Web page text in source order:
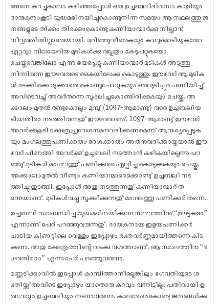
ങ്ങനെ കുറച്ചുകാലം കഴിഞ്ഞപ്പോൾ ഒരു ഉച്ചബലിദിവസം കാളിയും
ദാരുകനുംകൂടി യുദ്ധമഭിനയിച്ചുകൊണ്ടുനിന്ന സമയം ആ സ്ഥലത്തു ജ
നങ്ങളുടെ തിക്കും തിരക്കുംകൊണ്ടു കണിയാന്മാർക്കു നില്ക്കാൻ
നിവൃത്തിയില്ലാതെയായി. മറിഞ്ഞുവീണുകയും കാലുമൊടിയുകയോ
ഏറ്റവും വിലയേറിയ മുടികൾക്കു വല്ലതും കേടുപറ്റുകയോ
ചെയ്തുവെങ്കിലോ എന്നു ഭയപ്പെട്ടു കണിയാന്മാർ മുടികൾ അടുത്തു
നിന്നിരുന്ന ഈഴവരുടെ കൈയിലേക്കു കൊടുത്തു. ഈഴവർ ആ മുടിക
ൾ മടക്കിക്കൊടുക്കാതെ കൊണ്ടുപോവുകയും ഒരു മുടിപ്പുര പണിയിച്ചു്
അവിടെവച്ചു് അവർതന്നെ സൂക്ഷിച്ചുകൊണ്ടിരിക്കുകയും ചെയ്തു. അ
ക്കാലം മുതൽ രണ്ടുകൊല്ലം മുമ്പു് (1097-ആമാണ്ടു്) വരെ ഉച്ചബലിയ
ടിയന്തിരം നടത്തിവന്നതു് ഈഴവരാണു്. 1097-ആമാണ്ടു് ഈഴവർ
അവർക്കുകൂടി ക്ഷേത്രപ്രവേശനമനുവദിക്കണമെന്നു് ആവശ്യപ്പെടുക
യും മംഗലത്തുപണിക്കരും ദേശക്കാരും അതനുവദിക്കായ്കയാൽ ഈ
ഴവർ പിണങ്ങി അവർക്കു് ഉച്ചബലി നടത്താൻ കഴികയില്ലെന്നു പറ
ഞ്ഞു് മുടികൾ മംഗലത്തു് പണിക്കരെ ഏല്പിച്ചു കൊടുക്കുകയും ചെയ്തു.
അക്കാലംമുതൽ വീണ്ടും കണിയാന്മാരെക്കൊണ്ടു് ഉച്ചബലി നട
ത്തിച്ചു തുടങ്ങി. ഇപ്പോൾ അതു നടത്തുന്നതു് കണിയാന്മാർ ത
ന്നെയാണു്. മുടികൾവച്ചു സൂക്ഷിക്കുന്നതു് മംഗലത്തു പണിക്കർ തന്നെ.
ഉച്ചബലി സംബന്ധിച്ചു യുദ്ധമഭിനയിക്കുന്ന സ്ഥലത്തിനു് “ഊട്ടുകളം”
എന്നാണു് പേർ പറഞ്ഞുവരുന്നതു്. ദാരുകനായ ഇളയപണിക്കർ
ചാടിയ കിണറ്റിലെ വെള്ളം ഇപ്പോഴും രക്തവർണ്ണമായിത്തന്നെ കിട
ക്കുന്നു. അതു ക്ഷേത്രത്തിന്റെ വടക്കു വശത്താണു്. ആ സ്ഥലത്തിനു “ഭ
ഗവതിമഠം” എന്നു പേർ പറഞ്ഞുവരുന്നു.
മണ്ണടിക്കാവിൽ ഇപ്പോൾ കാമ്പിത്താനില്ലെങ്കിലും ഭഗവതിയുടെ ശ
ക്തിയ്ക്കു് അവിടെ ഇപ്പോഴും യാതൊരു കുറവും വന്നിട്ടില്ല. പതിവായി ഉ
ത്സവവും ഉച്ചബലിയും നടന്നുവരുന്നു. കാലഭേദംകൊണ്ടു ജനങ്ങൾക്കു